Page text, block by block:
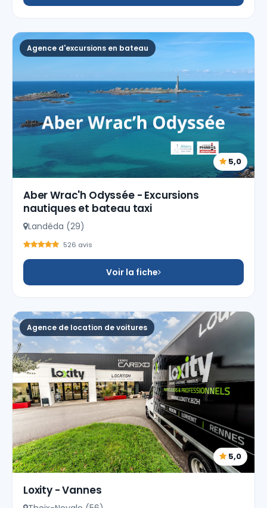
Agence d'excursions en bateau
5,0
Aber Wrac'h Odyssée - Excursions
nautiques et bateau taxi
Landéda (29)
526 avis
Voir la fiche
Agence de location de voitures
5,0
Loxity - Vannes